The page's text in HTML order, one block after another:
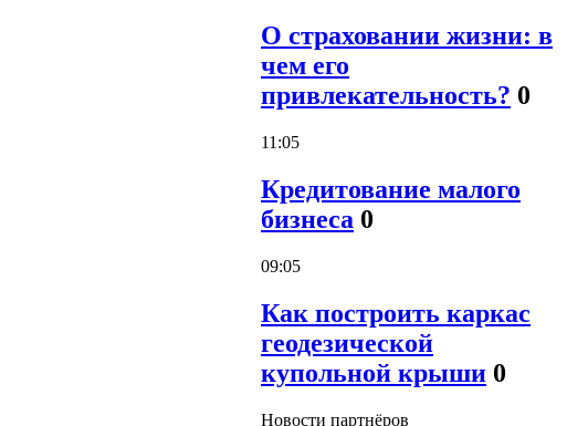
О страховании жизни: в
чем его
привлекательность? 0
11:05
Кредитование малого
бизнеса 0
09:05
Как построить каркас
геодезической
купольной крыши 0
Новости партнёров